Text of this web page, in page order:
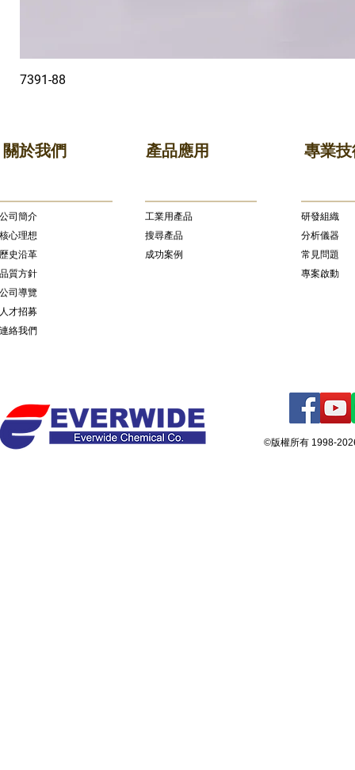
7391-88
關於我們 產品應用 專業
公司簡介
核心理想
歷史沿革
品質方針
公司導覽
人才招募
連絡我們
​工業用產品
搜尋產品
成功案例
研發組織
分析儀器
常見問題
專案啟動
©版權所有 1998-